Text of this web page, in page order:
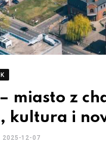
miasto z
kultura i
2025-12-07